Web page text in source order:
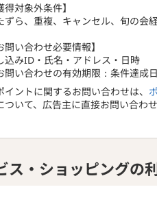
得対象外条件】
ずら、重複、キャンセル、旬の会
問い合わせ必要情報】
込みID・氏名・アドレス・日時
い合わせの有効期限：条件達成
ントに関するお問い合わせは、
ついて、広告主に直接お問い合わ
ス・ショッピングの